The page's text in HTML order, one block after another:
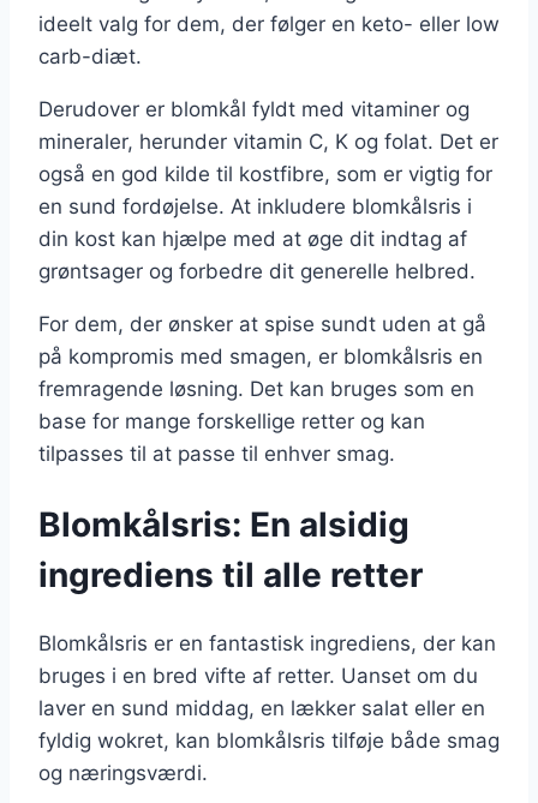
ideelt valg for dem, der følger en keto- eller low
carb-diæt.
Derudover er blomkål fyldt med vitaminer og
mineraler, herunder vitamin C, K og folat. Det er
også en god kilde til kostfibre, som er vigtig for
en sund fordøjelse. At inkludere blomkålsris i
din kost kan hjælpe med at øge dit indtag af
grøntsager og forbedre dit generelle helbred.
For dem, der ønsker at spise sundt uden at gå
på kompromis med smagen, er blomkålsris en
fremragende løsning. Det kan bruges som en
base for mange forskellige retter og kan
tilpasses til at passe til enhver smag.
Blomkålsris: En alsidig
ingrediens til alle retter
Blomkålsris er en fantastisk ingrediens, der kan
bruges i en bred vifte af retter. Uanset om du
laver en sund middag, en lækker salat eller en
fyldig wokret, kan blomkålsris tilføje både smag
og næringsværdi.